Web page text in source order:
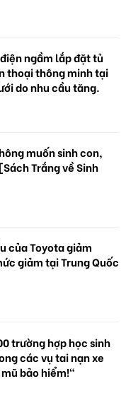
ngầm lắp đặt tủ
thoại thông minh tại
do nhu cầu tăng.
muốn sinh con,
Trắng về Sinh
của Toyota giảm
giảm tại Trung Quốc
trường hợp học sinh
các vụ tai nạn xe
bảo hiểm!"